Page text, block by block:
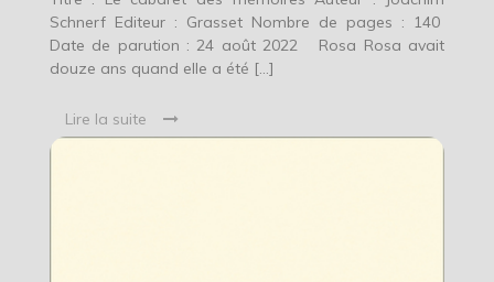
Schnerf Editeur : Grasset Nombre de pages : 140
Date de parution : 24 août 2022 Rosa Rosa avait
douze ans quand elle a été […]
Lire la suite